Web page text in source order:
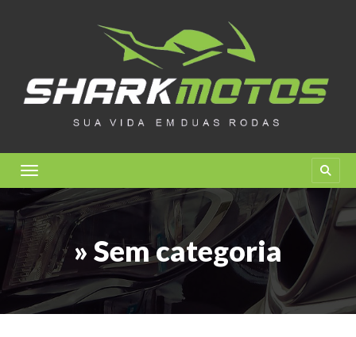
Toggle navigation
» Sem categoria